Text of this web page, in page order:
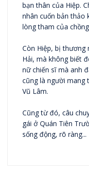
bạn thân của Hiệp.
nhân cuốn bản thảo
lòng tham của
Còn Hiệp, bị thương
Hải, mà không biết
nữ chiến sĩ mà anh
cũng là người mang
Vũ Lâm.
Cũng từ đó, câu
gái ở Quán Tiên
sống động, rõ ràng...